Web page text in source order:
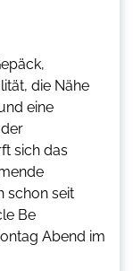
die Nähe
eine
sich das
schon seit
Be
Abend im